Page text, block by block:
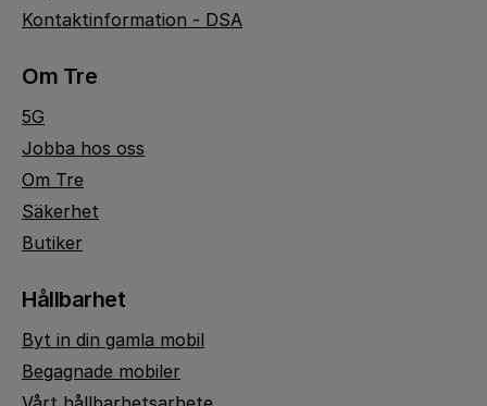
Kontaktinformation - DSA
Om Tre
5G
Jobba hos oss
Om Tre
Säkerhet
Butiker
Hållbarhet
Byt in din gamla mobil
Begagnade mobiler